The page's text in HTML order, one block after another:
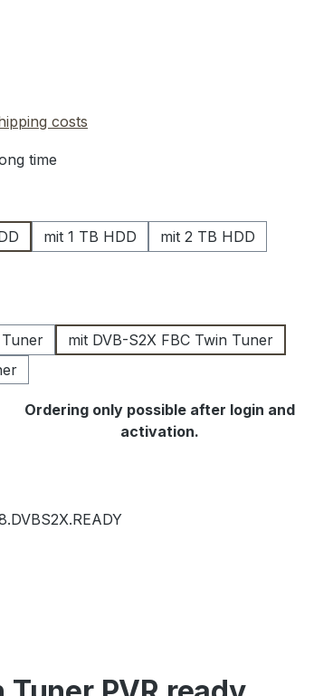
costs
time
mit 1 TB HDD
mit 2 TB HDD
Tuner
mit DVB-S2X FBC Twin Tuner
Enter the desired amount
Ordering only possible after login and
activation.